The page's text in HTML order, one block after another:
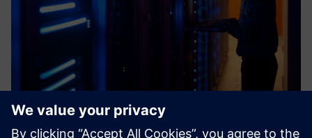
Industrial Cybersecurity